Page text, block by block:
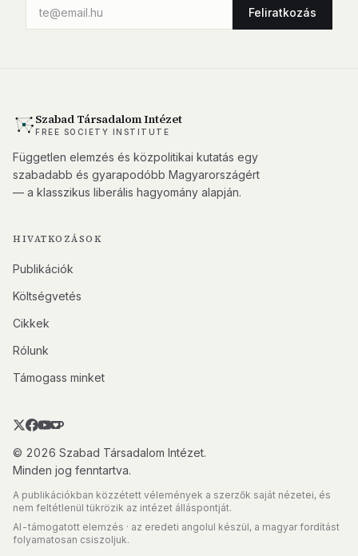
Feliratkozás
Szabad Társadalom Intézet
FREE SOCIETY INSTITUTE
Független elemzés és közpolitikai kutatás egy
szabadabb és gyarapodóbb Magyarországért
— a klasszikus liberális hagyomány alapján.
HIVATKOZÁSOK
Publikációk
Költségvetés
Cikkek
Rólunk
Támogass minket
© 2026 Szabad Társadalom Intézet.
Minden jog fenntartva.
A publikációkban közzétett vélemények a szerzők saját nézetei, és
nem feltétlenül tükrözik az intézet álláspontját.
AI-támogatott elemzés · az eredeti angolul készül, a magyar fordítást
folyamatosan csiszoljuk.